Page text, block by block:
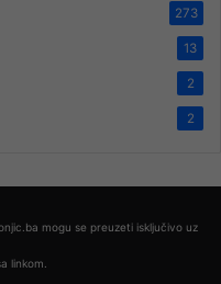
273
13
2
2
mogu se preuzeti isključivo uz
linkom.